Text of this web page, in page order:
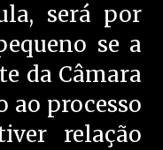
será por
se a
da Câmara
ao processo
relação